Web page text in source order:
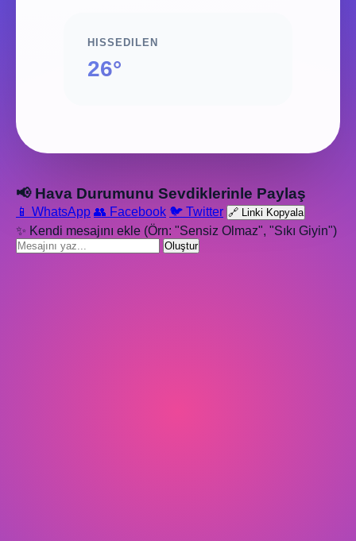
HISSEDILEN
26°
📢 Hava Durumunu Sevdiklerinle Paylaş
📱 WhatsApp 👥 Facebook 🐦 Twitter 🔗 Linki Kopyala
✨ Kendi mesajını ekle (Örn: "Sensiz Olmaz", "Sıkı Giyin")
Oluştur